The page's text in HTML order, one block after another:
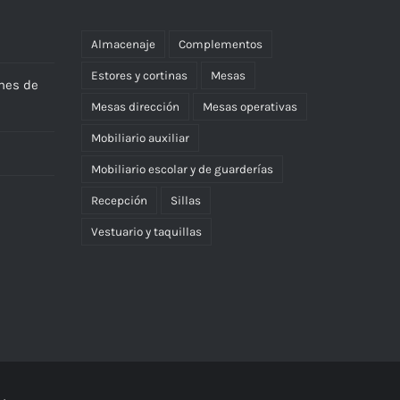
de
Almacenaje Complementos
Estores y cortinas Mesas
Mesas dirección Mesas operativas
Mobiliario auxiliar
Mobiliario escolar y de guarderías
Recepción Sillas
Vestuario y taquillas